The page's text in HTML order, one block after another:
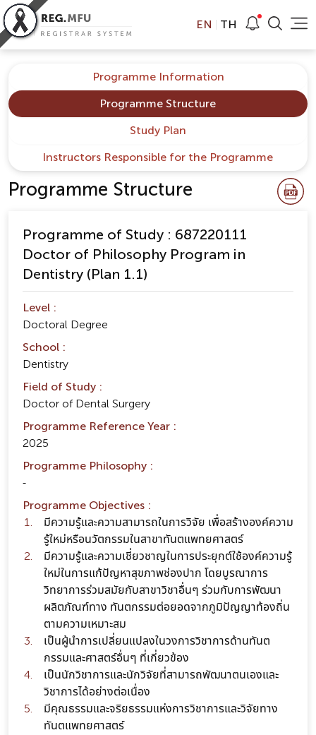
EN TH
Programme Information
Programme Structure
Study Plan
Instructors Responsible for the Programme
Programme Structure
Programme of Study : 687220111
Doctor of Philosophy Program in
Dentistry (Plan 1.1)
Level :
Doctoral Degree
School :
Dentistry
Field of Study :
Doctor of Dental Surgery
Programme Reference Year :
2025
Programme Philosophy :
-
Programme Objectives :
มีความรู้และความสามารถในการวิจัย เพื่อสร้างองค์ความ
รู้ใหม่หรือนวัตกรรมในสาขาทันตแพทยศาสตร์
มีความรู้และความเชี่ยวชาญในการประยุกต์ใช้องค์ความรู้
ใหม่ในการแก้ปัญหาสุขภาพช่องปาก โดยบูรณาการ
วิทยาการร่วมสมัยกับสาขาวิชาอื่นๆ ร่วมกับการพัฒนา
ผลิตภัณฑ์ทาง ทันตกรรมต่อยอดจากภูมิปัญญาท้องถิ่น
ตามความเหมาะสม
เป็นผู้นำการเปลี่ยนแปลงในวงการวิชาการด้านทันต
กรรมและศาสตร์อื่นๆ ที่เกี่ยวข้อง
เป็นนักวิชาการและนักวิจัยที่สามารถพัฒนาตนเองและ
วิชาการได้อย่างต่อเนื่อง
มีคุณธรรมและจริยธรรมแห่งการวิชาการและวิจัยทาง
ทันตแพทยศาสตร์